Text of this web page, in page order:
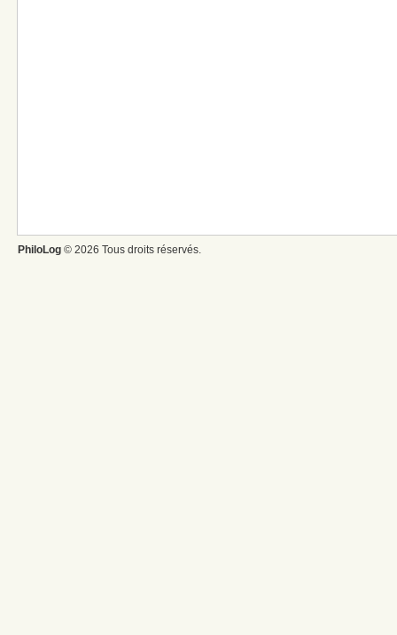
PhiloLog © 2026 Tous droits réservés.